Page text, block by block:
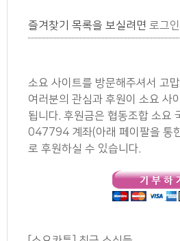
즐겨찾기 목록을 보실려면 로그인
소요 사이트를 방문해주셔서 고
여러분의 관심과 후원이 소요 사
됩니다. 후원금은 협동조합 소
047794 계좌(아래 페이팔을 통
로 후원하실 수 있습니다.